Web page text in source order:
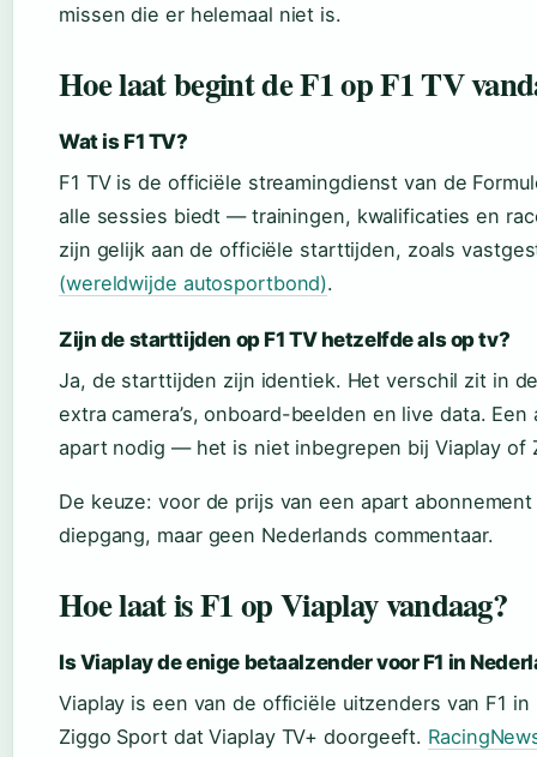
missen die er helemaal niet is.
Hoe laat begint de F1 op F1 TV
Wat is F1 TV?
F1 TV is de officiële streamingdienst van de
alle sessies biedt — trainingen, kwalificaties en
zijn gelijk aan de officiële starttijden, zoals
(wereldwijde autosportbond).
Zijn de starttijden op F1 TV hetzelfde als op tv?
Ja, de starttijden zijn identiek. Het verschil zit in
extra camera’s, onboard-beelden en live data.
apart nodig — het is niet inbegrepen bij Viaplay of
De keuze: voor de prijs van een apart
diepgang, maar geen Nederlands commentaar.
Hoe laat is F1 op Viaplay vandaag?
Is Viaplay de enige betaalzender voor F1 in
Viaplay is een van de officiële uitzenders van F1
Ziggo Sport dat Viaplay TV+ doorgeeft.